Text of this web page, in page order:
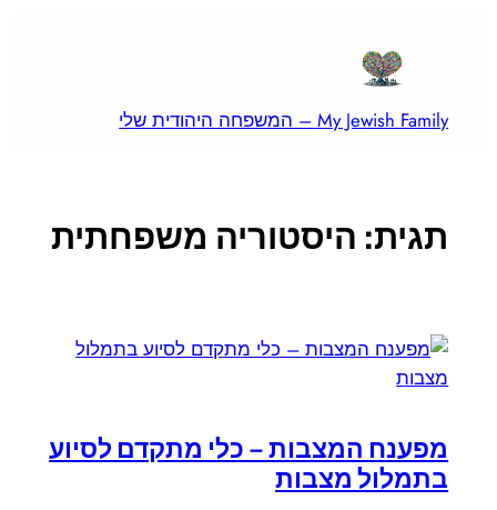
My Jewish Family – המשפחה היהודית שלי
תגית: היסטוריה משפחתית
מפענח המצבות – כלי מתקדם לסיוע
בתמלול מצבות